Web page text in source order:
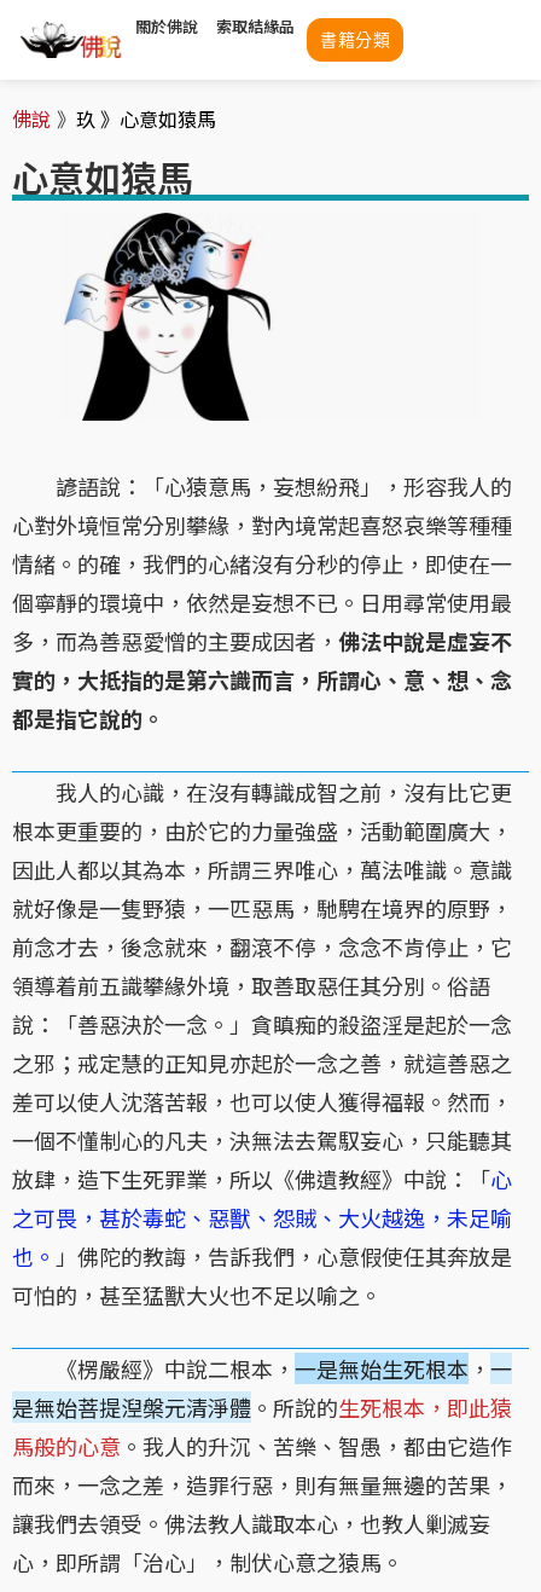
關於佛說 索取結緣品
書籍分類
佛說 》 玖 》 心意如猿馬
心意如猿馬
諺語說：「心猿意馬，妄想紛飛」，形容我人的
心對外境恒常分別攀緣，對內境常起喜怒哀樂等種種
情緒。的確，我們的心緒沒有分秒的停止，即使在一
個寧靜的環境中，依然是妄想不已。日用尋常使用最
多，而為善惡愛憎的主要成因者， 佛法中說是虛妄不
實的，大抵指的是第六識而言，所謂心、意、想、念
都是指它說的。
我人的心識，在沒有轉識成智之前，沒有比它更
根本更重要的，由於它的力量強盛，活動範圍廣大，
因此人都以其為本，所謂三界唯心，萬法唯識。意識
就好像是一隻野猿，一匹惡馬，馳騁在境界的原野，
前念才去，後念就來，翻滾不停，念念不肯停止，它
領導着前五識攀緣外境，取善取惡任其分別。俗語
說：「善惡決於一念。」貪瞋痴的殺盜淫是起於一念
之邪；戒定慧的正知見亦起於一念之善，就這善惡之
差可以使人沈落苦報，也可以使人獲得福報。然而，
一個不懂制心的凡夫，決無法去駕馭妄心，只能聽其
放肆，造下生死罪業，所以《佛遺教經》中說：「心
之可畏，甚於毒蛇、惡獸、怨賊、大火越逸，未足喻
也。 」佛陀的教誨，告訴我們，心意假使任其奔放是
可怕的，甚至猛獸大火也不足以喻之。
《楞嚴經》中說二根本， 一是無始生死根本 ， 一
是無始菩提湼槃元清淨體 。所說的生死根本，即此猿
馬般的心意 。我人的升沉、苦樂、智愚，都由它造作
而來，一念之差，造罪行惡，則有無量無邊的苦果，
讓我們去領受。佛法教人識取本心，也教人剿滅妄
心，即所謂「治心」，制伏心意之猿馬。